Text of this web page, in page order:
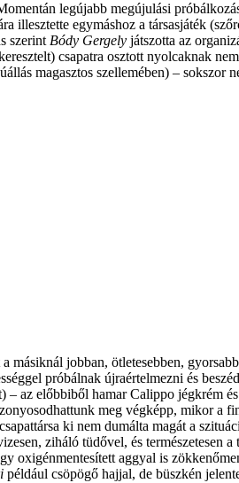
legújabb megújulási
illesztette egymáshoz a társasjáték
szerintBódy Gergely játszotta az
csapatra osztott nyolcaknak
magasztos szellemében) –
jobban, ötletesebben,
próbálnak újraértelmezni és
az előbbiből hamar Calippo jégkrém
meg végképp, mikor a
ki nem dumálta magát a
ziháló tüdővel, és természetesen
oxigénmentesített aggyal is
például csöpögő hajjal, de büszkén